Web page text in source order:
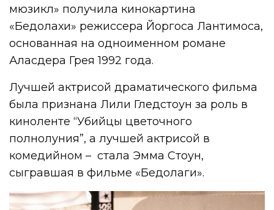
мюзикл» получила кинокартина
«Бедолахи» режиссера Йоргоса Лантимоса,
основанная на одноименном романе
Аласдера Грея 1992 года.
Лучшей актрисой драматического фильма
была признана Лили Гледстоун за роль в
киноленте “Убийцы цветочного
полнолуния”, а лучшей актрисой в
комедийном – стала Эмма Стоун,
сыгравшая в фильме «Бедолаги».